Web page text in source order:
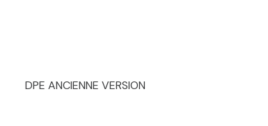
DPE ANCIENNE VERSION